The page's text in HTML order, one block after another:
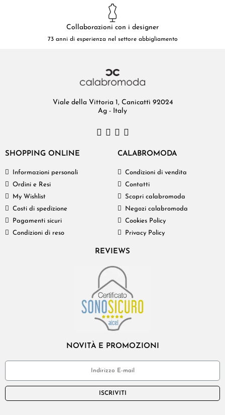
Collaborazioni con i designer
73 anni di esperienza nel settore abbigliamento
Viale della Vittoria 1, Canicattì 92024
Ag - Italy
SHOPPING ONLINE
Informazioni personali
Ordini e Resi
My Wishlist
Costi di spedizione
Pagamenti sicuri
Condizioni di reso
CALABROMODA
Condizioni di vendita
Contatti
Scopri calabromoda
Negozi calabromoda
Cookies Policy
Privacy Policy
REVIEWS
NOVITÀ E PROMOZIONI
ISCRIVITI